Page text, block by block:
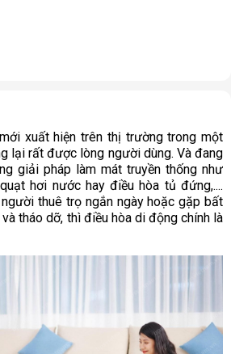
xuất hiện trên thị trường trong một
lại rất được lòng người dùng. Và đang
giải pháp làm mát truyền thống như
hơi nước hay điều hòa tủ đứng,....
thuê trọ ngắn ngày hoặc gặp bất
tháo dỡ, thì điều hòa di động chính là